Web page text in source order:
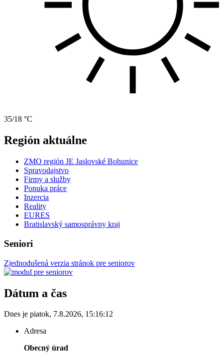
35/18 °C
Región aktuálne
ZMO región JE Jaslovské Bohunice
Spravodajstvo
Firmy a služby
Ponuka práce
Inzercia
Reality
EURES
Bratislavský samosprávny kraj
Seniori
Zjednodušená verzia stránok pre seniorov
Dátum a čas
Dnes je piatok, 7.8.2026, 15:16:12
Adresa
Obecný úrad